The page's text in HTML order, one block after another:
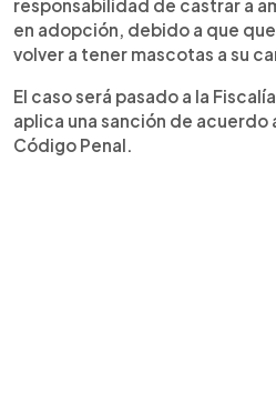
responsabilidad de castrar a
en adopción, debido a que
volver a tener mascotas a su
El caso será pasado a la
aplica una sanción de acuerdo
Código Penal.